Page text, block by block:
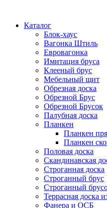
Каталог
Блок-хаус
Вагонка Штиль
Евровагонка
Имитация бруса
Клееный брус
Мебельный щит
Обрезная доска
Обрезной Брус
Обрезной Брусок
Палубная доска
Планкен
Планкен
Планкен
Половая доска
Скандинавская
Строганная доска
Строганный брус
Строганный
Террасная доска
Фанера и ОСБ